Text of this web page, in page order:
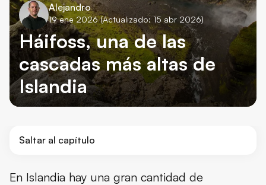
Alejandro
19 ene 2026(Actualizado: 15 abr 2026)
Háifoss, una de las
cascadas más altas de
Islandia
Saltar al capítulo
En Islandia hay una gran cantidad de